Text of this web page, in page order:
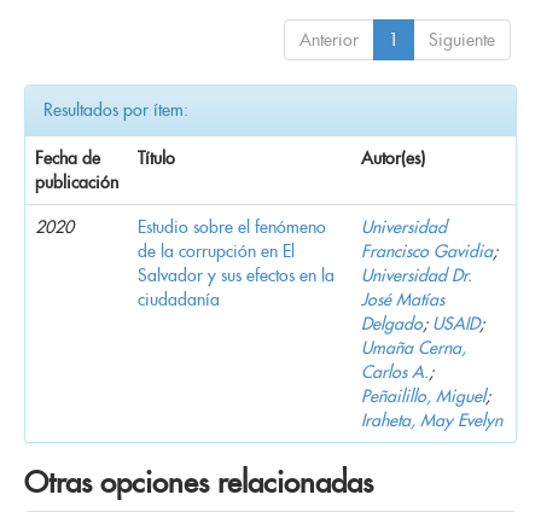
Anterior 1 Siguiente
Resultados por ítem:
Fecha de
publicación
Título Autor(es)
2020
Estudio sobre el fenómeno
de la corrupción en El
Salvador y sus efectos en la
ciudadanía
Universidad
Francisco Gavidia;
Universidad Dr.
José Matías
Delgado; USAID;
Umaña Cerna,
Carlos A.;
Peñailillo, Miguel;
Iraheta, May Evelyn
Otras opciones relacionadas